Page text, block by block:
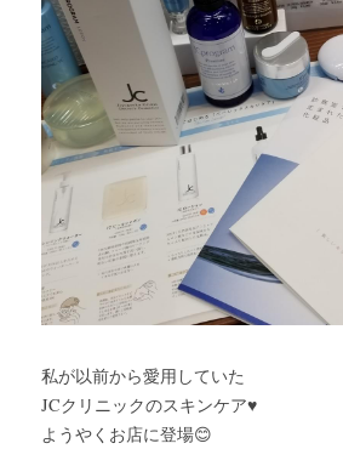
私が以前から愛用していた
JCクリニックのスキンケア♥
ようやくお店に登場😊